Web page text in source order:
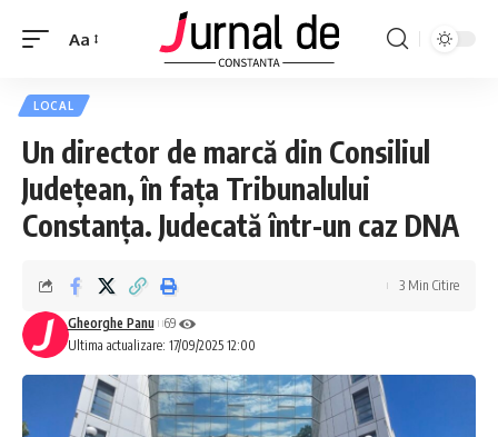
Aa
LOCAL
Un director de marcă din Consiliul
Județean, în fața Tribunalului
Constanța. Judecată într-un caz DNA
Ultima actualizare: 17/09/2025 12:00
Gheorghe Panu 69
3 Min Citire